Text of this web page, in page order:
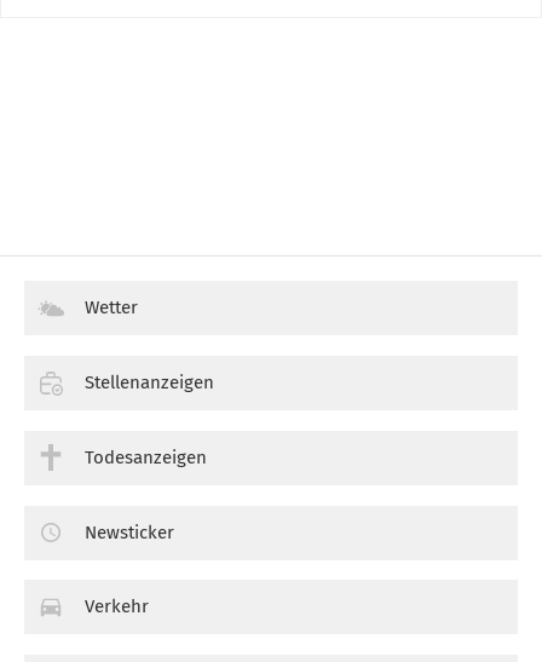
Wetter
Stellenanzeigen
Todesanzeigen
Newsticker
Verkehr